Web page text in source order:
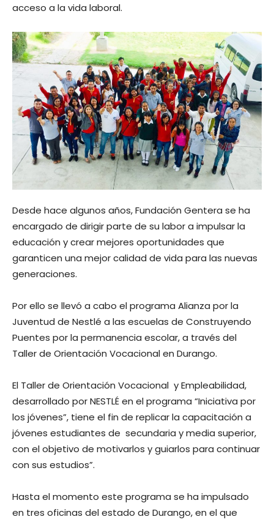
acceso a la vida laboral.
Desde hace algunos años, Fundación Gentera se ha
encargado de dirigir parte de su labor a impulsar la
educación y crear mejores oportunidades que
garanticen una mejor calidad de vida para las nuevas
generaciones.
Por ello se llevó a cabo el programa Alianza por la
Juventud de Nestlé a las escuelas de Construyendo
Puentes por la permanencia escolar, a través del
Taller de Orientación Vocacional en Durango.
El Taller de Orientación Vocacional y Empleabilidad,
desarrollado por NESTLÉ en el programa “Iniciativa por
los jóvenes”, tiene el fin de replicar la capacitación a
jóvenes estudiantes de secundaria y media superior,
con el objetivo de motivarlos y guiarlos para continuar
con sus estudios”.
Hasta el momento este programa se ha impulsado
en tres oficinas del estado de Durango, en el que